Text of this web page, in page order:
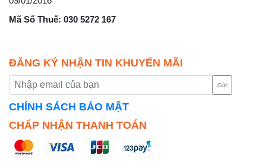
Mã Số Thuế: 030 5272 167
ĐĂNG KÝ NHẬN TIN KHUYẾN MÃI
Gửi
CHÍNH SÁCH BẢO MẬT
CHẤP NHẬN THANH TOÁN